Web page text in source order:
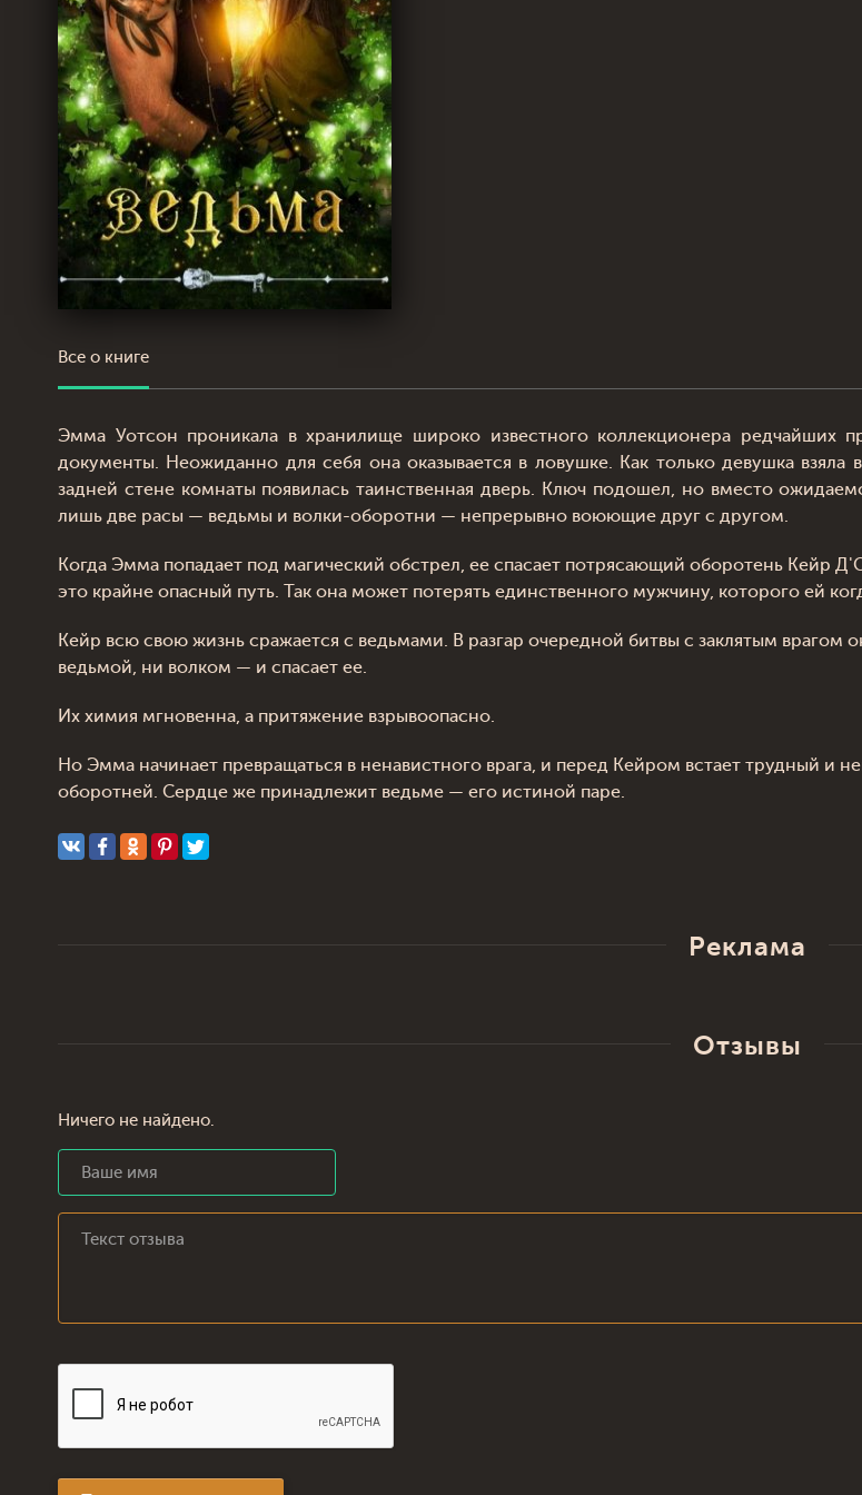
Все о книге
Эмма Уотсон проникала в хранилище широко известного коллекционера редчайших
документы. Неожиданно для себя она оказывается в ловушке. Как только девушка
задней стене комнаты появилась таинственная дверь. Ключ подошел, но вместо
лишь две расы — ведьмы и волки-оборотни — непрерывно воюющие друг с другом.
Когда Эмма попадает под магический обстрел, ее спасает потрясающий оборотень Кейр
это крайне опасный путь. Так она может потерять единственного мужчину, которого ей
Кейр всю свою жизнь сражается с ведьмами. В разгар очередной битвы с заклятым
ведьмой, ни волком — и спасает ее.
Их химия мгновенна, а притяжение взрывоопасно.
Но Эмма начинает превращаться в ненавистного врага, и перед Кейром встает трудный и
оборотней. Сердце же принадлежит ведьме — его истиной паре.
Реклама
Отзывы
Ничего не найдено.